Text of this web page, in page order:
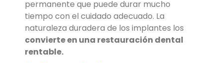
permanente que puede durar mucho
tiempo con el cuidado adecuado. La
naturaleza duradera de los implantes los
convierte en una restauración dental
rentable.